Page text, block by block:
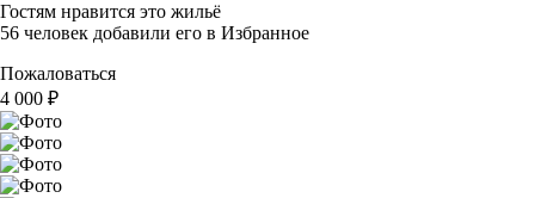
Гостям нравится это жильё
56 человек добавили его в Избранное
Пожаловаться
4 000 ₽